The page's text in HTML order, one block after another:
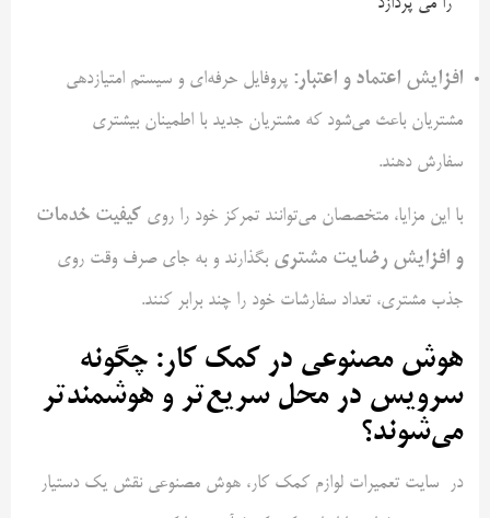
افزایش اعتماد و اعتبار : پروفایل حرفه‌ای و سیستم امتیازدهی
مشتریان باعث می‌شود که مشتریان جدید با اطمینان بیشتری
سفارش دهند.
با این مزایا، متخصصان می‌توانند تمرکز خود را روی کیفیت خدمات
و افزایش رضایت مشتری بگذارند و به جای صرف وقت روی
جذب مشتری، تعداد سفارشات خود را چند برابر کنند.
هوش مصنوعی در کمک‌ کار : چگونه
سرویس در محل سریع‌تر و هوشمندتر
می‌شوند؟
در سایت تعمیرات لوازم کمک کار، هوش مصنوعی نقش یک دستیار